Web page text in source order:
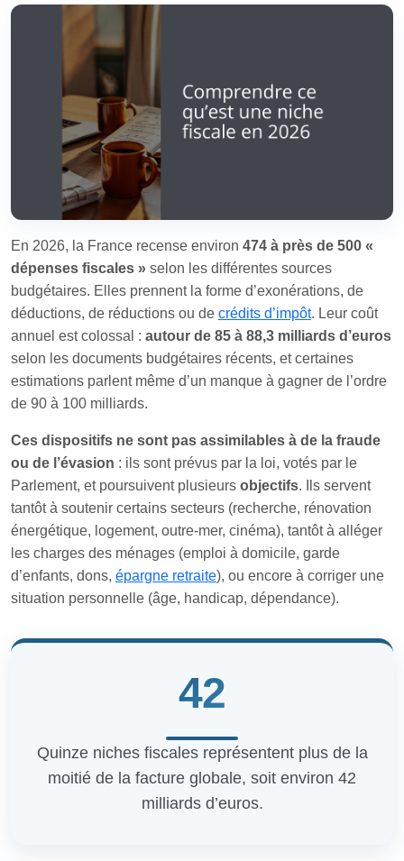
En 2026, la France recense environ 474 à près de 500 «
dépenses fiscales » selon les différentes sources
budgétaires. Elles prennent la forme d’exonérations, de
déductions, de réductions ou de crédits d’impôt. Leur coût
annuel est colossal : autour de 85 à 88,3 milliards d’euros
selon les documents budgétaires récents, et certaines
estimations parlent même d’un manque à gagner de l’ordre
de 90 à 100 milliards.
Ces dispositifs ne sont pas assimilables à de la fraude
ou de l’évasion : ils sont prévus par la loi, votés par le
Parlement, et poursuivent plusieurs objectifs. Ils servent
tantôt à soutenir certains secteurs (recherche, rénovation
énergétique, logement, outre-mer, cinéma), tantôt à alléger
les charges des ménages (emploi à domicile, garde
d’enfants, dons, épargne retraite), ou encore à corriger une
situation personnelle (âge, handicap, dépendance).
42
Quinze niches fiscales représentent plus de la
moitié de la facture globale, soit environ 42
milliards d’euros.